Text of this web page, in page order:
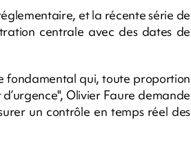
et la récente série de
centrale avec des dates de
fondamental qui, toute proportion
Olivier Faure demande
un contrôle en temps réel des